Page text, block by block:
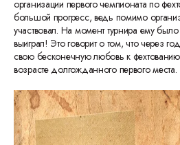
организации первого чемпионата по
большой прогресс, ведь помимо
участвовал. На момент турнира ему
выиграл! Это говорит о том, что через
свою бесконечную любовь к
возрасте долгожданного первого места.